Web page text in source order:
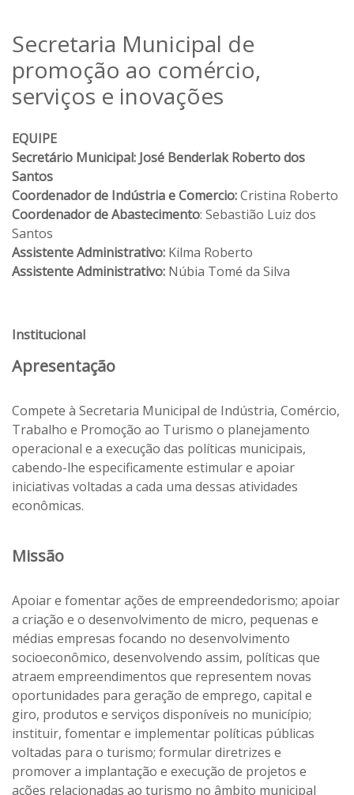
Secretaria Municipal de
promoção ao comércio,
serviços e inovações
EQUIPE
Secretário Municipal: José Benderlak Roberto dos
Santos
Coordenador de Indústria e Comercio:Cristina Roberto
Coordenador de Abastecimento: Sebastião Luiz dos
Santos
Assistente Administrativo: Kilma Roberto
Assistente Administrativo: Núbia Tomé da Silva
Institucional
Apresentação
Compete à Secretaria Municipal de Indústria, Comércio,
Trabalho e Promoção ao Turismo o planejamento
operacional e a execução das políticas municipais,
cabendo-lhe especificamente estimular e apoiar
iniciativas voltadas a cada uma dessas atividades
econômicas.
Missão
Apoiar e fomentar ações de empreendedorismo; apoiar
a criação e o desenvolvimento de micro, pequenas e
médias empresas focando no desenvolvimento
socioeconômico, desenvolvendo assim, políticas que
atraem empreendimentos que representem novas
oportunidades para geração de emprego, capital e
giro, produtos e serviços disponíveis no município;
instituir, fomentar e implementar políticas públicas
voltadas para o turismo; formular diretrizes e
promover a implantação e execução de projetos e
ações relacionadas ao turismo no âmbito municipal